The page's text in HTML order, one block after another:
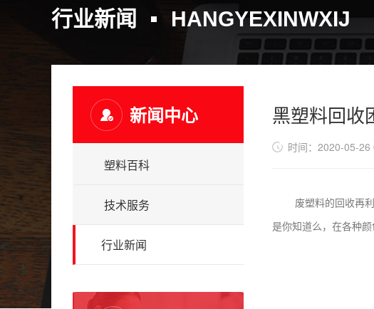
行业新闻 HANGYEXINWXIJ
新闻中心
塑料百科
技术服务
行业新闻
黑塑料回收
时间：2020-05-26
废塑料的回收再利
是你知道么，在各种